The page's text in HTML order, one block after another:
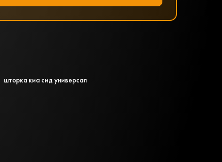
шторка киа сид универсал